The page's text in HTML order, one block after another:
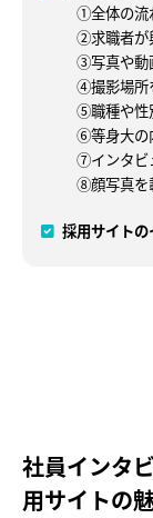
①全体の流
②求職者が
③写真や動
④撮影場所
⑤職種や性
⑥等身大の
⑦インタビ
⑧顔写真を
採用サイト
社員インタ
用サイトの